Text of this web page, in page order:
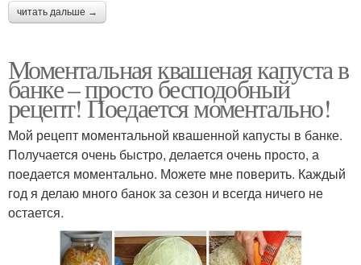
читать дальше →
Моментальная квашеная капуста в
банке – просто бесподобный
рецепт! Поедается моментально!
Мой рецепт моментальной квашенной капусты в банке.
Получается очень быстро, делается очень просто, а
поедается моментально. Можете мне поверить. Каждый
год я делаю много банок за сезон и всегда ничего не
остается.